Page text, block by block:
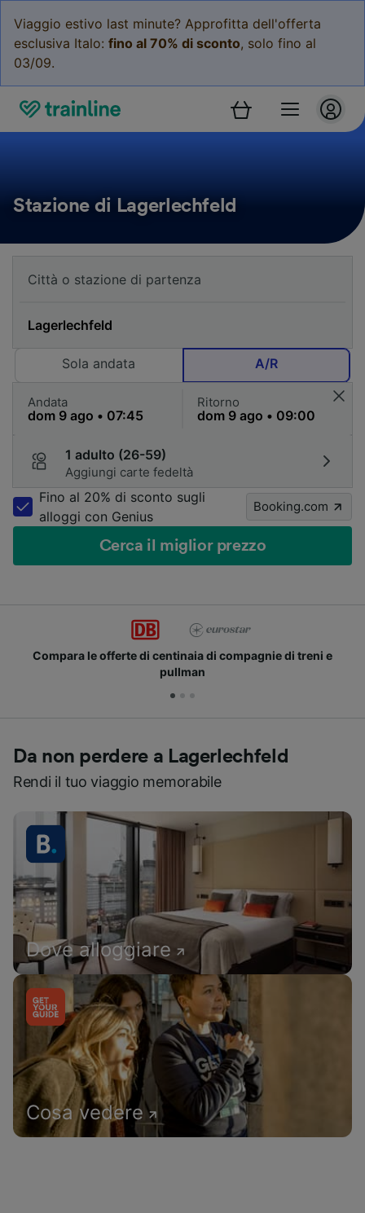
Viaggio estivo last minute? Approfitta dell'offerta
esclusiva Italo: fino al 70% di sconto, solo fino al
03/09.
Stazione di Lagerlechfeld
Sola andata A/R
Andata Ritorno
1 adulto (26-59)
Aggiungi carte fedeltà
Fino al 20% di sconto sugli
alloggi con Genius
Booking.com
Cerca il miglior prezzo
di treni e Unisciti ai milioni di utenti che usano già
Da non perdere a Lagerlechfeld
Rendi il tuo viaggio memorabile
Dove alloggiare
Cosa vedere